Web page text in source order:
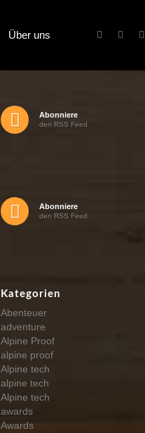
Über uns
Abonniere
den RSS Feed
Abonniere
den RSS Feed
Kategorien
Abenteuer
adventure
Alpine Proof
alpine proof
Alpine tech
alpine tech
Alpine tech
awards
Awards